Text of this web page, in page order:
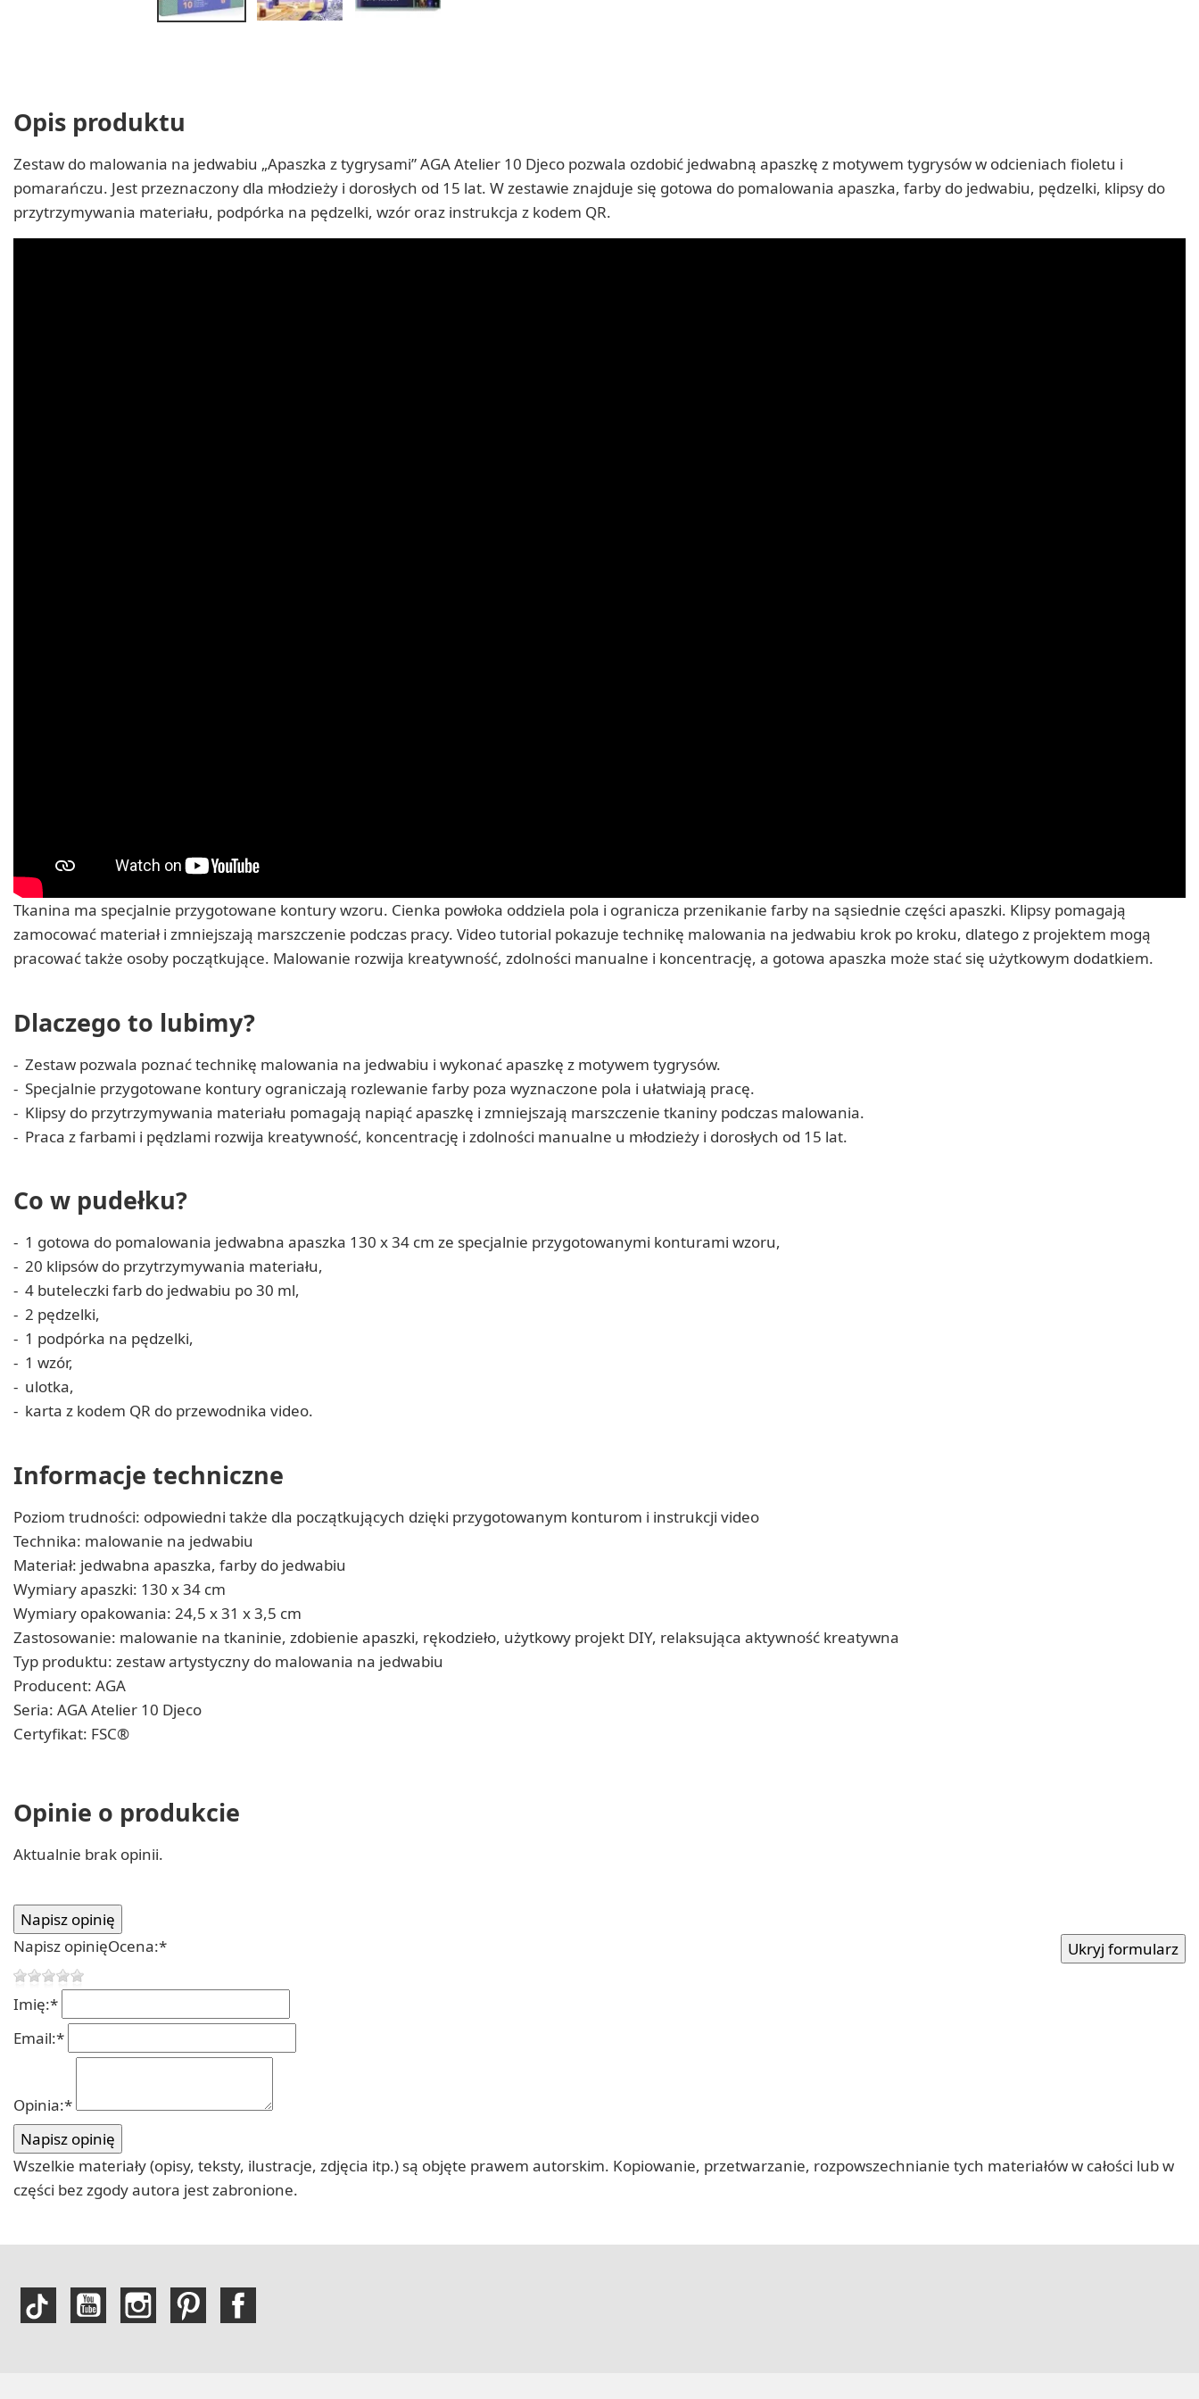
Opis produktu
Zestaw do malowania na jedwabiu „Apaszka z tygrysami” AGA Atelier 10 Djeco pozwala ozdobić jedwabną apaszkę z motywem tygrysów w odcieniach fioletu i
pomarańczu. Jest przeznaczony dla młodzieży i dorosłych od 15 lat. W zestawie znajduje się gotowa do pomalowania apaszka, farby do jedwabiu, pędzelki, klipsy do
przytrzymywania materiału, podpórka na pędzelki, wzór oraz instrukcja z kodem QR.
Tkanina ma specjalnie przygotowane kontury wzoru. Cienka powłoka oddziela pola i ogranicza przenikanie farby na sąsiednie części apaszki. Klipsy pomagają
zamocować materiał i zmniejszają marszczenie podczas pracy. Video tutorial pokazuje technikę malowania na jedwabiu krok po kroku, dlatego z projektem mogą
pracować także osoby początkujące. Malowanie rozwija kreatywność, zdolności manualne i koncentrację, a gotowa apaszka może stać się użytkowym dodatkiem.
Dlaczego to lubimy?
Zestaw pozwala poznać technikę malowania na jedwabiu i wykonać apaszkę z motywem tygrysów.
Specjalnie przygotowane kontury ograniczają rozlewanie farby poza wyznaczone pola i ułatwiają pracę.
Klipsy do przytrzymywania materiału pomagają napiąć apaszkę i zmniejszają marszczenie tkaniny podczas malowania.
Praca z farbami i pędzlami rozwija kreatywność, koncentrację i zdolności manualne u młodzieży i dorosłych od 15 lat.
Co w pudełku?
1 gotowa do pomalowania jedwabna apaszka 130 x 34 cm ze specjalnie przygotowanymi konturami wzoru,
20 klipsów do przytrzymywania materiału,
4 buteleczki farb do jedwabiu po 30 ml,
2 pędzelki,
1 podpórka na pędzelki,
1 wzór,
ulotka,
karta z kodem QR do przewodnika video.
Informacje techniczne
Poziom trudności: odpowiedni także dla początkujących dzięki przygotowanym konturom i instrukcji video
Technika: malowanie na jedwabiu
Materiał: jedwabna apaszka, farby do jedwabiu
Wymiary apaszki: 130 x 34 cm
Wymiary opakowania: 24,5 x 31 x 3,5 cm
Zastosowanie: malowanie na tkaninie, zdobienie apaszki, rękodzieło, użytkowy projekt DIY, relaksująca aktywność kreatywna
Typ produktu: zestaw artystyczny do malowania na jedwabiu
Producent: AGA
Seria: AGA Atelier 10 Djeco
Certyfikat: FSC®
Opinie o produkcie
Aktualnie brak opinii.
Napisz opinięOcena:*
Imię:*
Email:*
Opinia:*
Wszelkie materiały (opisy, teksty, ilustracje, zdjęcia itp.) są objęte prawem autorskim. Kopiowanie, przetwarzanie, rozpowszechnianie tych materiałów w całości lub w
części bez zgody autora jest zabronione.